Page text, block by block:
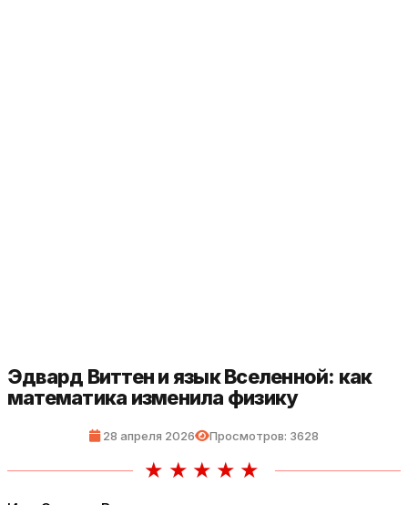
Эдвард Виттен и язык Вселенной: как
математика изменила физику
28 апреля 2026 Просмотров: 3628